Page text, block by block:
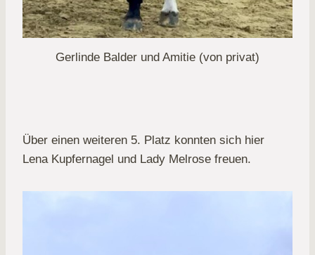
Gerlinde Balder und Amitie (von privat)
Über einen weiteren 5. Platz konnten sich hier
Lena Kupfernagel und Lady Melrose freuen.